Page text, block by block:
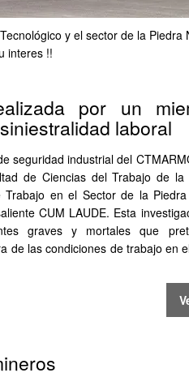
y el sector de la Piedra
interes !!
por un
laboral
seguridad industrial del
de Ciencias del Trabajo de la
en el Sector de la
CUM LAUDE. Esta
graves y mortales que
de las condiciones de trabajo en